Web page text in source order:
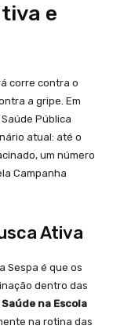
e
corre contra o
a gripe. Em
Pública
atual: até o
um número
Campanha
Ativa
Sespa é que os
dentro das
na Escola
na rotina das